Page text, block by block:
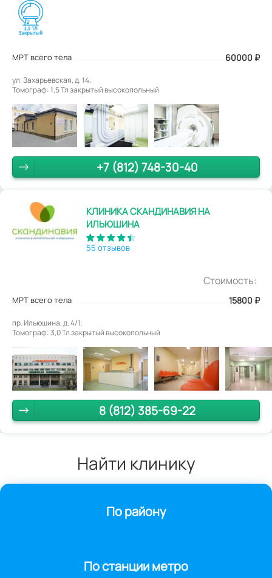
МРТ всего тела 60000 ₽
ул. Захарьевская, д. 14.
Томограф: 1,5 Тл закрытый высокопольный
+7 (812) 748-30-40
КЛИНИКА СКАНДИНАВИЯ НА
ИЛЬЮШИНА
55 отзывов
Стоимость:
МРТ всего тела 15800 ₽
пр. Ильюшина, д. 4/1.
Томограф: 3,0 Тл закрытый высокопольный
8 (812) 385-69-22
Найти клинику
По району
По станции метро